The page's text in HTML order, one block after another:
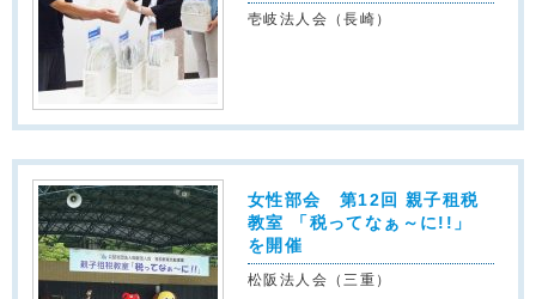
壱岐法人会（長崎）
女性部会 第12回 親子租税
教室 「税ってなぁ～に!!」
を開催
松阪法人会（三重）